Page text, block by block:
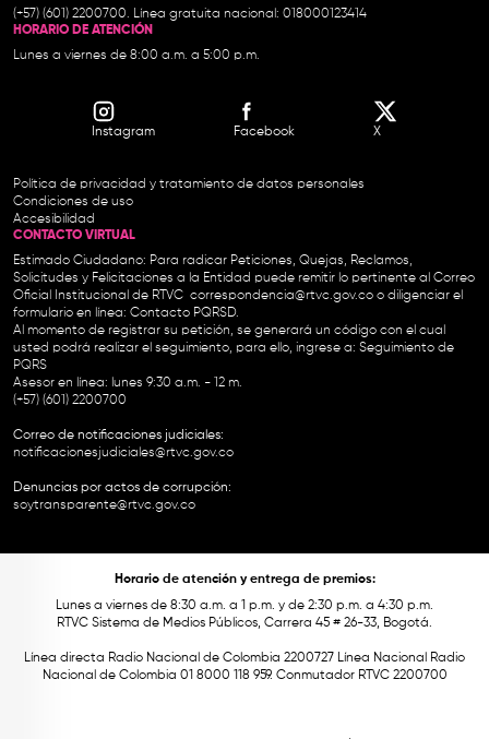
(+57) (601) 2200700. Línea gratuita nacional: 018000123414
HORARIO DE ATENCIÓN
Lunes a viernes de 8:00 a.m. a 5:00 p.m.
Instagram Facebook X
Política de privacidad y tratamiento de datos personales
Condiciones de uso
Accesibilidad
CONTACTO VIRTUAL
Estimado Ciudadano: Para radicar Peticiones, Quejas, Reclamos,
Solicitudes y Felicitaciones a la Entidad puede remitir lo pertinente al Correo
Oficial Institucional de RTVC correspondencia@rtvc.gov.co o diligenciar el
formulario en línea: Contacto PQRSD.
Al momento de registrar su petición, se generará un código con el cual
usted podrá realizar el seguimiento, para ello, ingrese a: Seguimiento de
PQRS
Asesor en línea: lunes 9:30 a.m. - 12 m.
(+57) (601) 2200700
Correo de notificaciones judiciales:
notificacionesjudiciales@rtvc.gov.co
Denuncias por actos de corrupción:
soytransparente@rtvc.gov.co
Horario de atención y entrega de premios:
Lunes a viernes de 8:30 a.m. a 1 p.m. y de 2:30 p.m. a 4:30 p.m.
RTVC Sistema de Medios Públicos, Carrera 45 # 26-33, Bogotá.
Línea directa Radio Nacional de Colombia 2200727 Línea Nacional Radio
Nacional de Colombia 01 8000 118 959. Conmutador RTVC 2200700